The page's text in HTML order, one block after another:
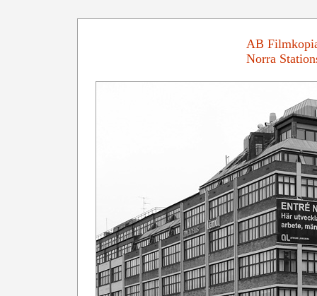
AB
Norra